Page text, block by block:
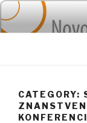
Skip
to
content
CATEGORY: